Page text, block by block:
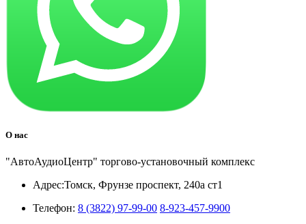
О нас
"АвтоАудиоЦентр" торгово-установочный комплекс
Адрес:Томск, Фрунзе проспект, 240а ст1
Телефон: 8 (3822) 97-99-00 8-923-457-9900